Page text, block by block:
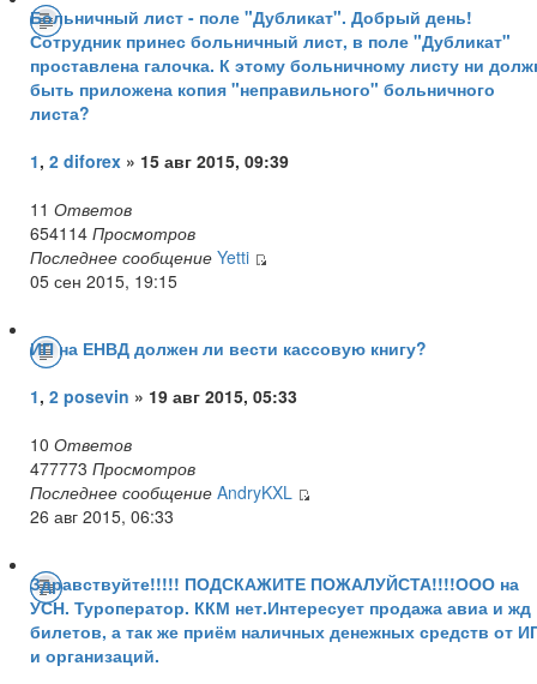
Больничный лист - поле "Дубликат". Добрый день!
Сотрудник принес больничный лист, в поле "Дубликат"
проставлена галочка. К этому больничному листу ни
быть приложена копия "неправильного" больничного
листа?
1, 2 diforex » 15 авг 2015, 09:39
11 Ответов
654114 Просмотров
Последнее сообщение Yetti
05 сен 2015, 19:15
ИП на ЕНВД должен ли вести кассовую книгу?
1, 2 posevin » 19 авг 2015, 05:33
10 Ответов
477773 Просмотров
Последнее сообщение AndryKXL
26 авг 2015, 06:33
Здравствуйте!!!!! ПОДСКАЖИТЕ ПОЖАЛУЙСТА!!!!ООО на
УСН. Туроператор. ККМ нет.Интересует продажа авиа и жд
билетов, а так же приём наличных денежных средств от
и организаций.